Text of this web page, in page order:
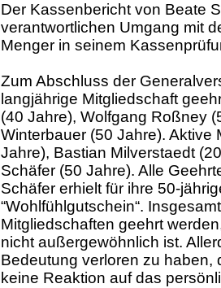
Der Kassenbericht von Beate
verantwortlichen Umgang mit
Menger in seinem
Zum Abschluss der
langjährige Mitgliedschaft
(40 Jahre), Wolfgang Roßney
Winterbauer (50 Jahre). Aktive
Jahre), Bastian Milverstaedt
Schäfer (50 Jahre). Alle
Schäfer erhielt für ihre 50-
“Wohlfühlgutschein“.
Mitgliedschaften geehrt
nicht außergewöhnlich ist.
Bedeutung verloren zu haben,
keine Reaktion auf das